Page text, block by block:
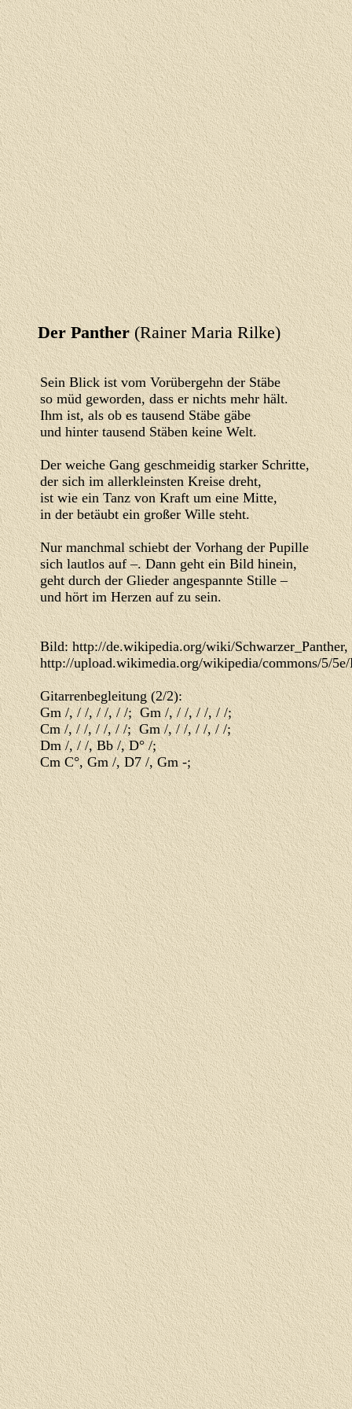
Der Panther(Rainer Maria Rilke)
Sein Blick ist vom Vorübergehn der Stäbe
so müd geworden, dass er nichts mehr hält.
Ihm ist, als ob es tausend Stäbe gäbe
und hinter tausend Stäben keine Welt.
Der weiche Gang geschmeidig starker Schritte,
der sich im allerkleinsten Kreise dreht,
ist wie ein Tanz von Kraft um eine Mitte,
in der betäubt ein großer Wille steht.
Nur manchmal schiebt der Vorhang der Pupille
sich lautlos auf –. Dann geht ein Bild hinein,
geht durch der Glieder angespannte Stille –
und hört im Herzen auf zu sein.
Bild: http://de.wikipedia.org/wiki/Schwarzer_Panther,
http://upload.wikimedia.org/wikipedia/commons/5/
Gitarrenbegleitung (2/2):
Gm /, / /, / /, / /;  Gm /, / /, / /, / /;
Cm /, / /, / /, / /;  Gm /, / /, / /, / /;
Dm /, / /, Bb /, D° /;
Cm C°, Gm /, D7 /, Gm -;